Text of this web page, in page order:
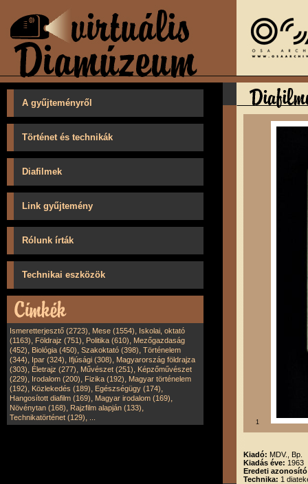
A gyűjteményről
Történet és technikák
Diafilmek
Link gyűjtemény
Rólunk írták
Technikai eszközök
Ismeretterjesztő (2723), Mese (1554), Iskolai, oktató
(1163), Földrajz (751), Politika (610), Mezőgazdaság
(452), Biológia (450), Szakoktató (398), Történelem
(344), Ipar (324), Ifjúsági (308), Magyarország földrajza
(303), Életrajz (277), Művészet (251), Képzőművészet
(229), Irodalom (200), Fizika (192), Magyar történelem
(192), Közlekedés (189), Egészségügy (174),
Hangosított diafilm (169), Magyar irodalom (169),
Növénytan (168), Rajzfilm alapján (133),
Technikatörténet (129), 1
Kiadó: MDV., Bp.
Kiadás éve: 1963
Eredeti
Technika: 1